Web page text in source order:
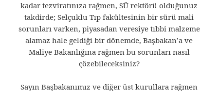
kadar tezviratınıza rağmen, SÜ rektörü olduğunuz
takdirde; Selçuklu Tıp fakültesinin bir sürü mali
sorunları varken, piyasadan veresiye tıbbi malzeme
alamaz hale geldiği bir dönemde, Başbakan’a ve
Maliye Bakanlığına rağmen bu sorunları nasıl
çözebileceksiniz?
Sayın Başbakanımız ve diğer üst kurullara rağmen